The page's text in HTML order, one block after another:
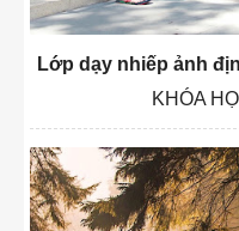
Lớp dạy nhiếp ảnh
KHÓA